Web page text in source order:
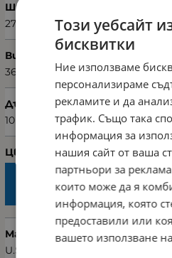
Ширина (см)
27
Височина (см)
36
Дълбочина (см)
10
Цвят
Марка
U.S. POLO ASSN.
Този уебсайт
бисквитки
Ние използваме
персонализираме
рекламите и да
трафик. Също така
информация за
нашия сайт от ваша
партньори за
които може да я
информация, която
предоставили или
вашето използване